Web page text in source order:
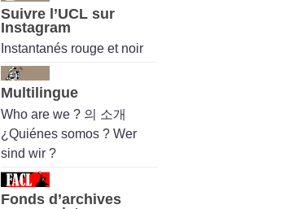
Suivre l’UCL sur
Instagram
Instantanés rouge et noir
Multilingue
Who are we ? 의 소개
¿Quiénes somos ? Wer
sind wir ?
Fonds d’archives